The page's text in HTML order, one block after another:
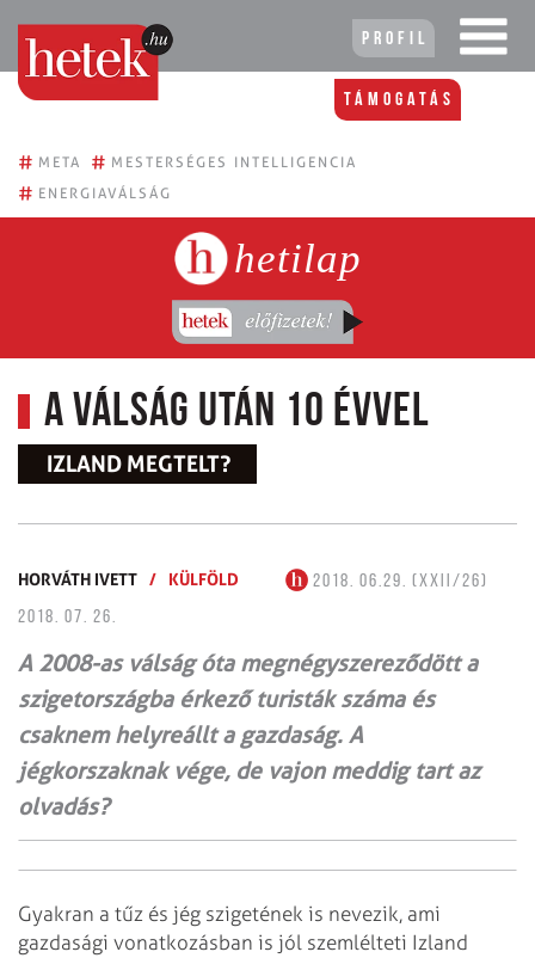
Profil
Támogatás
# META # MESTERSÉGES INTELLIGENCIA
# ENERGIAVÁLSÁG
hetilap
A válság után 10 évvel
IZLAND MEGTELT?
HORVÁTH IVETT / KÜLFÖLD
2018. 06.29. (XXII/26)
2018. 07. 26.
A 2008-as válság óta megnégyszereződött a
szigetországba érkező turisták száma és
csaknem helyreállt a gazdaság. A
jégkorszaknak vége, de vajon meddig tart az
olvadás?
Gyakran a tűz és jég szigetének is nevezik, ami
gazdasági vonatkozásban is jól szem­lélteti Izland